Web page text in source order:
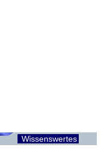
Wissenswertes